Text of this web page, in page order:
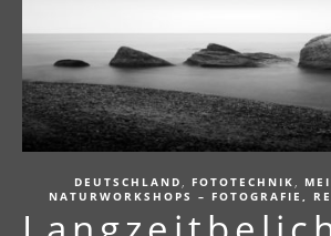
DEUTSCHLAND , FOTOTECHNIK ,
NATURWORKSHOPS – FOTOGRAFIE,